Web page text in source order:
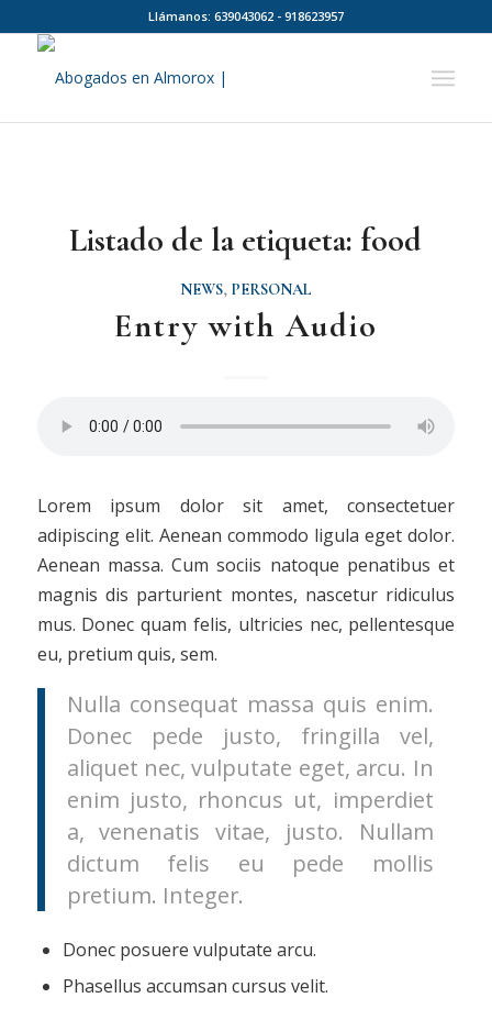
Llámanos: 639043062 - 918623957
Listado de la etiqueta: food
NEWS, PERSONAL
Entry with Audio
Lorem ipsum dolor sit amet, consectetuer
adipiscing elit. Aenean commodo ligula eget dolor.
Aenean massa. Cum sociis natoque penatibus et
magnis dis parturient montes, nascetur ridiculus
mus. Donec quam felis, ultricies nec, pellentesque
eu, pretium quis, sem.
Nulla consequat massa quis enim.
Donec pede justo, fringilla vel,
aliquet nec, vulputate eget, arcu. In
enim justo, rhoncus ut, imperdiet
a, venenatis vitae, justo. Nullam
dictum felis eu pede mollis
pretium. Integer.
Donec posuere vulputate arcu.
Phasellus accumsan cursus velit.